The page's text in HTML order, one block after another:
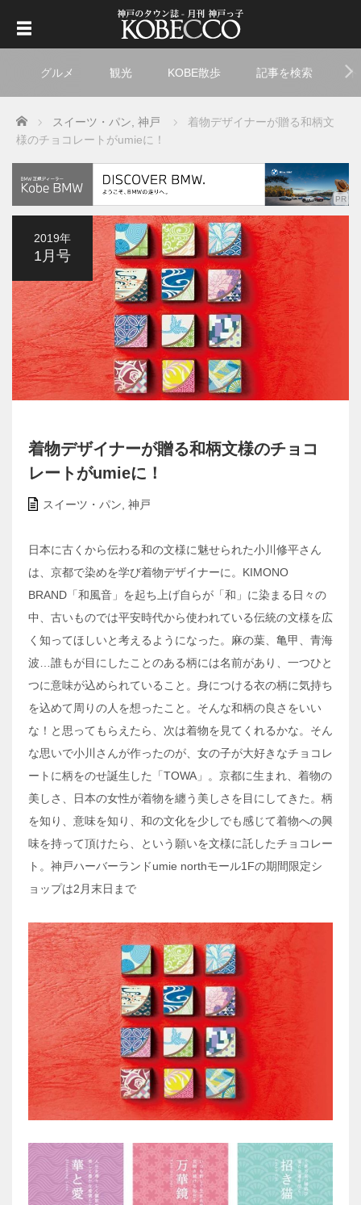
グルメ 観光 KOBE散歩 記事を検索
Home スイーツ・パン 神戸
着物デザイナーが贈る和柄文
様のチョコレートがumieに！
2019年
1月号
着物デザイナーが贈る和柄文様のチョコ
レートがumieに！
スイーツ・パン, 神戸
日本に古くから伝わる和の文様に魅せられた小川修平さん
は、京都で染めを学び着物デザイナーに。KIMONO
BRAND「和風音」を起ち上げ自らが「和」に染まる日々の
中、古いものでは平安時代から使われている伝統の文様を広
く知ってほしいと考えるようになった。麻の葉、亀甲、青海
波…誰もが目にしたことのある柄には名前があり、一つひと
つに意味が込められていること。身につける衣の柄に気持ち
を込めて周りの人を想ったこと。そんな和柄の良さをいい
な！と思ってもらえたら、次は着物を見てくれるかな。そん
な思いで小川さんが作ったのが、女の子が大好きなチョコレ
ートに柄をのせ誕生した「TOWA」。京都に生まれ、着物の
美しさ、日本の女性が着物を纏う美しさを目にしてきた。柄
を知り、意味を知り、和の文化を少しでも感じて着物への興
味を持って頂けたら、という願いを文様に託したチョコレー
ト。神戸ハーバーランドumie northモール1Fの期間限定シ
ョップは2月末日まで